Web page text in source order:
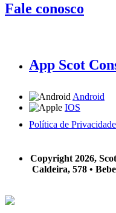
Fale conosco
App Scot
Android
IOS
Política de Privacidade
Copyright 2026,
Caldeira, 578 •